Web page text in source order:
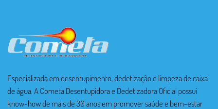
Especializada em desentupimento, dedetização e limpeza de caixa
de água, A Cometa Desentupidora e Dedetizadora Oficial possui
know-how de mais de 30 anos em promover saúde e bem-estar